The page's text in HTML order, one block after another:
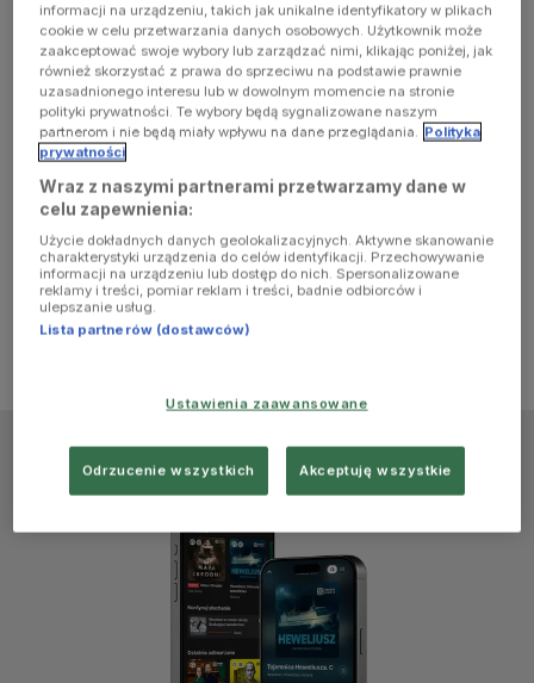
occurred
(see the
browser
console for
more
information)
informacji na urządzeniu, takich jak unikalne identyfikatory w plikach
cookie w celu przetwarzania danych osobowych. Użytkownik może
zaakceptować swoje wybory lub zarządzać nimi, klikając poniżej, jak
również skorzystać z prawa do sprzeciwu na podstawie prawnie
uzasadnionego interesu lub w dowolnym momencie na stronie
polityki prywatności. Te wybory będą sygnalizowane naszym
partnerom i nie będą miały wpływu na dane przeglądania. Polityka
prywatności
Wraz z naszymi partnerami przetwarzamy dane w
celu zapewnienia:
Użycie dokładnych danych geolokalizacyjnych. Aktywne skanowanie
charakterystyki urządzenia do celów identyfikacji. Przechowywanie
informacji na urządzeniu lub dostęp do nich. Spersonalizowane
reklamy i treści, pomiar reklam i treści, badnie odbiorców i
ulepszanie usług.
Lista partnerów (dostawców)
Ustawienia zaawansowane
Odrzucenie wszystkich Akceptuję wszystkie